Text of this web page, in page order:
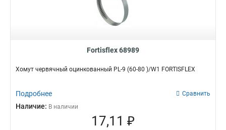
Fortisflex 68989
Хомут червячный оцинкованный PL-9 (60-80 )/W1 FORTISFLEX
Подробнее Сравнить
Наличие: В наличии
17,11 ₽